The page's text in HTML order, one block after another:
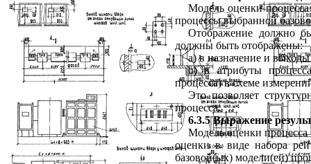
Модель оценки процесса
процессы выбранной
Отображение должно
должны быть отображены:
а)в назначение и выходы
b)в атрибуты
процесса)в схеме
Это позволяет
процесса.
6.3.5Выражение
Модель оценки процесса
оценки в виде набора
базовой(ых) модели(ей)